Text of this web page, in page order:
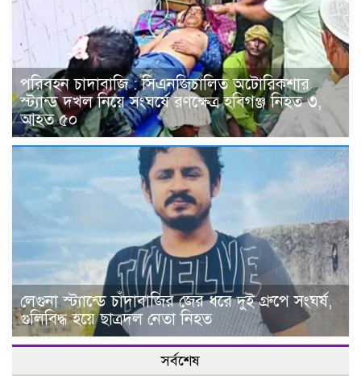
পরিবহন চাদাবাজি : সিএনজিচালিত অটোরিকশার
স্ট্যান্ড দখল নিয়ে সংঘর্ষে রণক্ষেত্র হবিগঞ্জ নিহত ৩,
আহত ৫০
লেগুনা স্ট্যান্ডে চাঁদাবাজির জের ধরে দুই গ্রুপে সংঘর্ষ,
গুলিবিদ্ধ হয়ে ছাত্রদল নেতা নিহত
সর্বশেষ